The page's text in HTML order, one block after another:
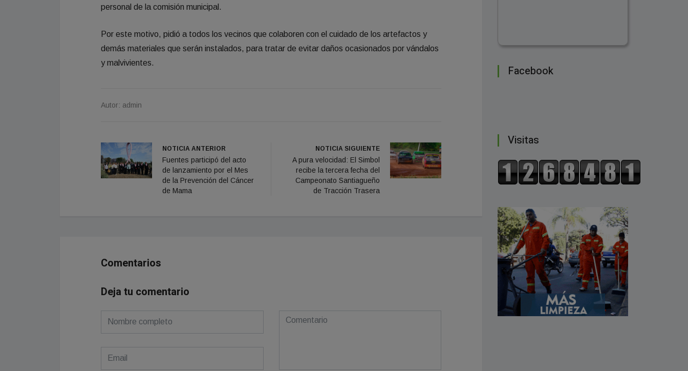
personal de la comisión municipal.
Por este motivo, pidió a todos los vecinos que colaboren con el cuidado de los artefactos y
demás materiales que serán instalados, para tratar de evitar daños ocasionados por vándalos
y malvivientes.
Autor: admin
NOTICIA ANTERIOR
Fuentes participó del acto
de lanzamiento por el Mes
de la Prevención del Cáncer
de Mama
NOTICIA SIGUIENTE
A pura velocidad: El Simbol
recibe la tercera fecha del
Campeonato Santiagueño
de Tracción Trasera
Comentarios
Deja tu comentario
Facebook
Visitas